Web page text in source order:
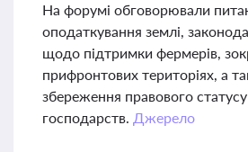
На форумі обговорювали
оподаткування землі,
щодо підтримки фермерів,
прифронтових територіях, а
збереження правового
господарств. Джерело